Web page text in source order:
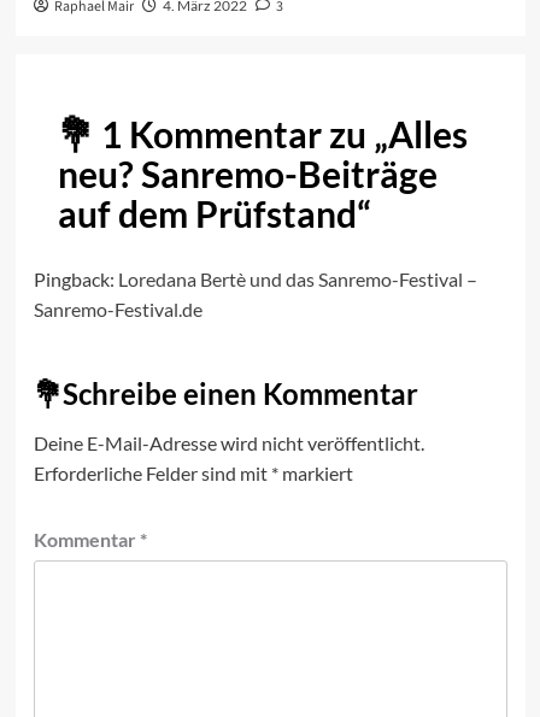
Raphael Mair 4. März 2022 3
1 Kommentar zu „Alles
neu? Sanremo-Beiträge
auf dem Prüfstand“
Pingback: Loredana Bertè und das Sanremo-Festival –
Sanremo-Festival.de
Schreibe einen Kommentar
Deine E-Mail-Adresse wird nicht veröffentlicht.
Erforderliche Felder sind mit *markiert
Kommentar *